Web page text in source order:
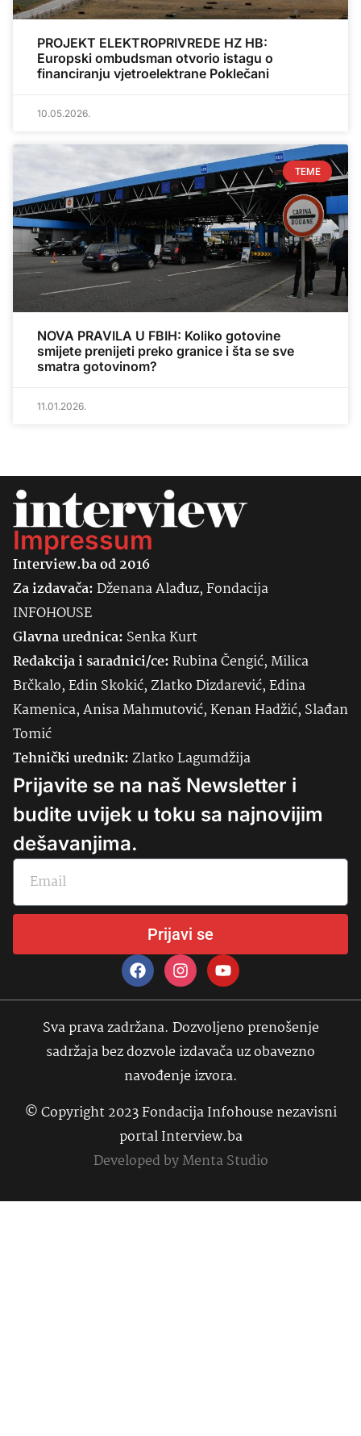
PROJEKT ELEKTROPRIVREDE HZ HB:
Europski ombudsman otvorio istagu o
financiranju vjetroelektrane Poklečani
10.05.2026.
TEME
NOVA PRAVILA U FBIH: Koliko gotovine
smijete prenijeti preko granice i šta se sve
smatra gotovinom?
11.01.2026.
Impressum
Interview.ba od 2016
Za izdavača:Dženana Alađuz, Fondacija
INFOHOUSE
Glavna urednica: SenkaKurt
Redakcija i saradnici/ce:Rubina Čengić, Milica
Brčkalo, Edin Skokić, Zlatko Dizdarević, Edina
Kamenica, Anisa Mahmutović, Kenan Hadžić, Slađan
Tomić
Tehnički urednik:Zlatko Lagumdžija
Prijavite se na naš Newsletter i
budite uvijek u toku sa najnovijim
dešavanjima.
Prijavi se
Sva prava zadržana. Dozvoljeno prenošenje
sadržaja bez dozvole izdavača uz obavezno
navođenje izvora.
© Copyright 2023 Fondacija Infohouse nezavisni
portal Interview.ba
Developed byMenta Studio